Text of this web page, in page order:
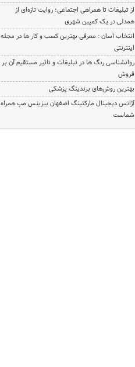
از تبلیغات تا همراهی اجتماعی؛ روایت تازه‌ای از
همدلی در یک کمپین شهری
انتخاب آسان : معرفی بهترین کسب و کار ها در مجله
اینترنتی
روانشناسی رنگ ها در تبلیغات و تاثیر مستقیم آن بر
فروش
بهترین روش‌های برندینگ پزشکی
آژانس دیجیتال مارکتینگ اصفهان بیزینس مپ همراه
شماست